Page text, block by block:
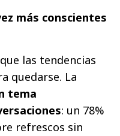
más conscientes
las tendencias
quedarse. La
tema
: un 78%
refrescos sin